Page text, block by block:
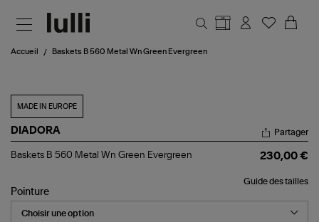
Accueil Baskets B 560 Metal Wn Green Evergreen
MADE IN EUROPE
DIADORA
Baskets
Metal
Wn
Green
Partager
Baskets B 560 Metal Wn Green Evergreen 230,00 €
Guide des tailles
Pointure